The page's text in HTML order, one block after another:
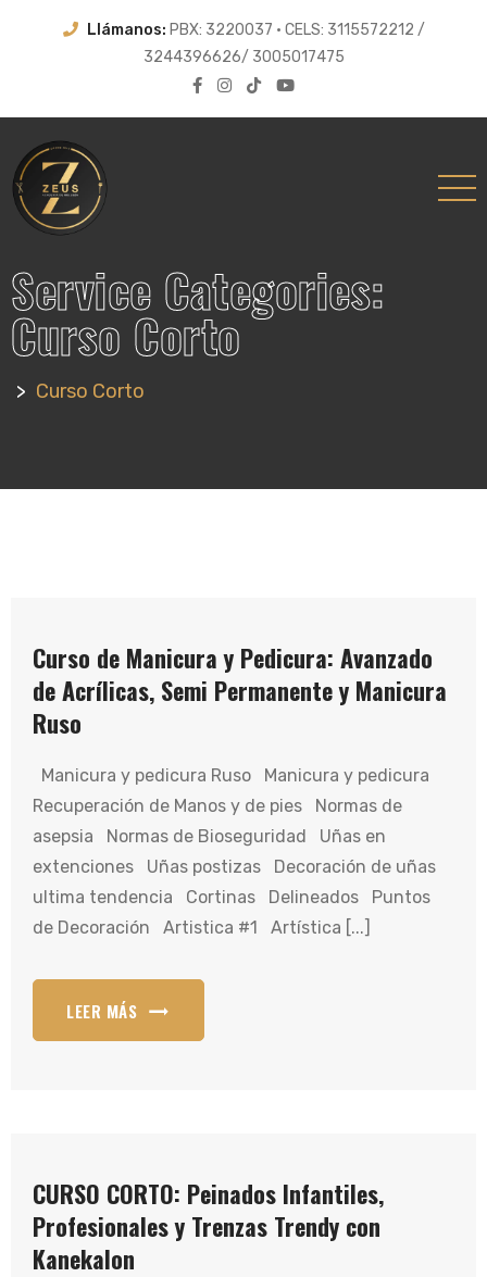
Llámanos: PBX: 3220037 • CELS: 3115572212 /
3244396626/ 3005017475
Service Categories:
Curso Corto
> Curso Corto
Curso de Manicura y Pedicura: Avanzado
de Acrílicas, Semi Permanente y Manicura
Ruso
Manicura y pedicura Ruso Manicura y pedicura
Recuperación de Manos y de pies Normas de
asepsia Normas de Bioseguridad Uñas en
extenciones Uñas postizas Decoración de uñas
ultima tendencia Cortinas Delineados Puntos
de Decoración Artistica #1 Artística [...]
LEER MÁS
CURSO CORTO: Peinados Infantiles,
Profesionales y Trenzas Trendy con
Kanekalon